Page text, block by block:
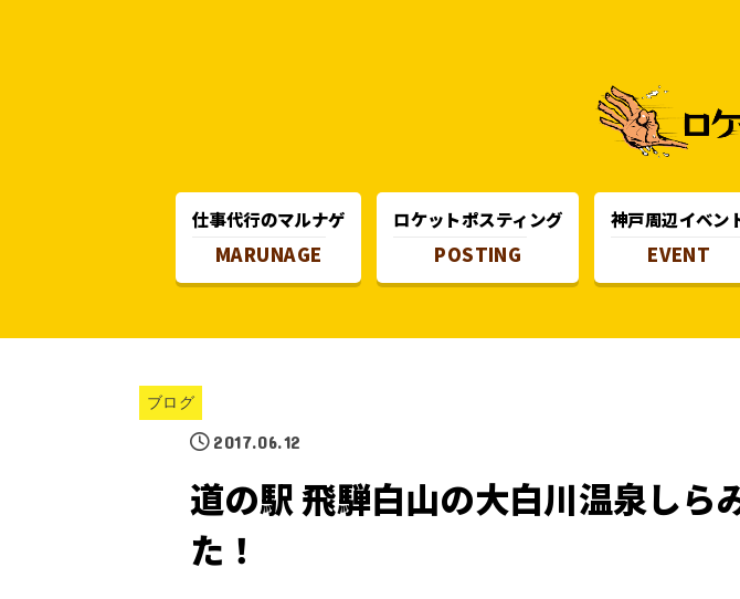
仕事代行のマルナゲ
MARUNAGE
ロケットポスティング
POSTING
神戸周辺イベン
EVENT
ブログ
2017.06.12
道の駅 飛騨白山の大白川温泉しら
た！